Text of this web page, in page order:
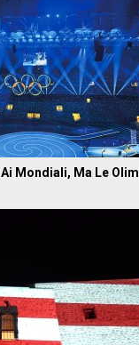
Mondiali, Ma Le